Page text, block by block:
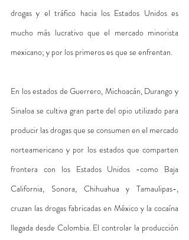
drogas y el tráfico hacia los Estados Unidos es
mucho más lucrativo que el mercado minorista
mexicano; y por los primeros es que se enfrentan.
En los estados de Guerrero, Michoacán, Durango y
Sinaloa se cultiva gran parte del opio utilizado para
producir las drogas que se consumen en el mercado
norteamericano y por los estados que comparten
frontera con los Estados Unidos -como Baja
California, Sonora, Chihuahua y Tamaulipas-,
cruzan las drogas fabricadas en México y la cocaína
llegada desde Colombia. El controlar la producción